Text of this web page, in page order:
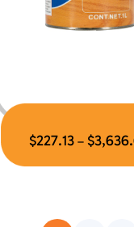
$227.13 –$